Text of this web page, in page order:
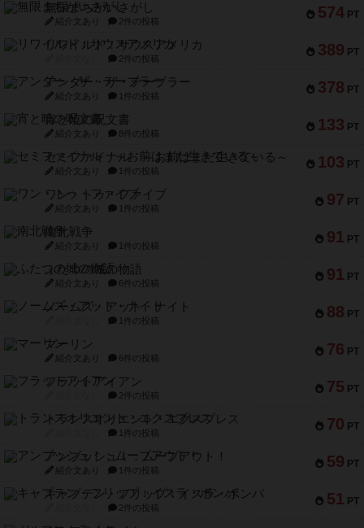
574 PT
無限まちがいさがし
紹介文あり 2件の投稿
389 PT
リワイルド：サウスアメリカ
2件の投稿
378 PT
アンダー・ザ・テーブラー
紹介文あり 1件の投稿
133 PT
宵と暁の呪文書
紹介文あり 8件の投稿
103 PT
セミファイナル ～お前はまだ生きている～
紹介文あり 1件の投稿
97 PT
ワン・トゥ・ファイブ
紹介文あり 1件の投稿
91 PT
南北戦争
紹介文あり 1件の投稿
91 PT
ふたつの城の物語
紹介文あり 6件の投稿
88 PT
ノームズ・アット・ナイト
1件の投稿
76 PT
マーリン
紹介文あり 6件の投稿
75 PT
フラットアイアン
2件の投稿
70 PT
トランスオリエント・エクスプレス
1件の投稿
59 PT
アンブッシュ！：ムーブアウト！
紹介文あり 1件の投稿
51 PT
キャプテン・フリップ：イスラ・ボンバ
2件の投稿